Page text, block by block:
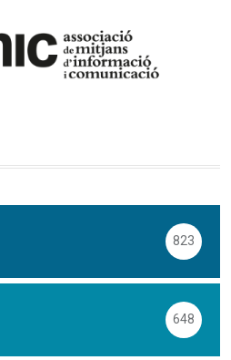
823
648